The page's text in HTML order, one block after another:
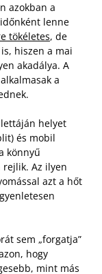
azokban a
lenne
tökéletes, de
hiszen a mai
akadálya. A
a
helyet
és mobil
könnyű
rejlik. Az ilyen
azt a hőt
sem „forgatja”
hogy
mint más